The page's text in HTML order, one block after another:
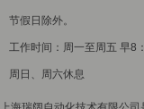
节假日除外。
工作时间：周一至周五 早8
周日、周六休息